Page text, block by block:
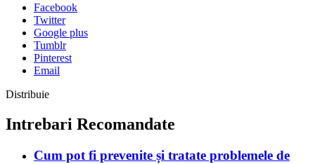
Facebook
Twitter
Google plus
Tumblr
Pinterest
Email
Distribuie
Intrebari Recomandate
Cum pot fi prevenite și tratate problemele de